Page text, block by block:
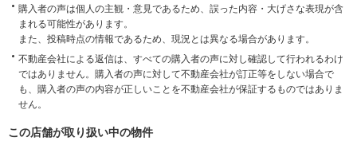
購入者の声は個人の主観・意見であるため、誤った内容・大げさな表現が含
まれる可能性があります。
また、投稿時点の情報であるため、現況とは異なる場合があります。
不動産会社による返信は、すべての購入者の声に対し確認して行われるわけ
ではありません。購入者の声に対して不動産会社が訂正等をしない場合で
も、購入者の声の内容が正しいことを不動産会社が保証するものではありま
せん。
この店舗が取り扱い中の物件